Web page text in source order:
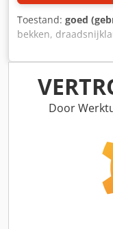
Toestand: goed
bekken,
1/2"\nGewicht: 14,5
Door